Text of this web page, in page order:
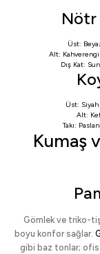
Üst:
Alt:
Dış Kat:
Üst:
Alt:
Takı:
Kumaş
Gömlek ve triko-
boyu konfor sağlar.
gibi baz tonlar; ofis